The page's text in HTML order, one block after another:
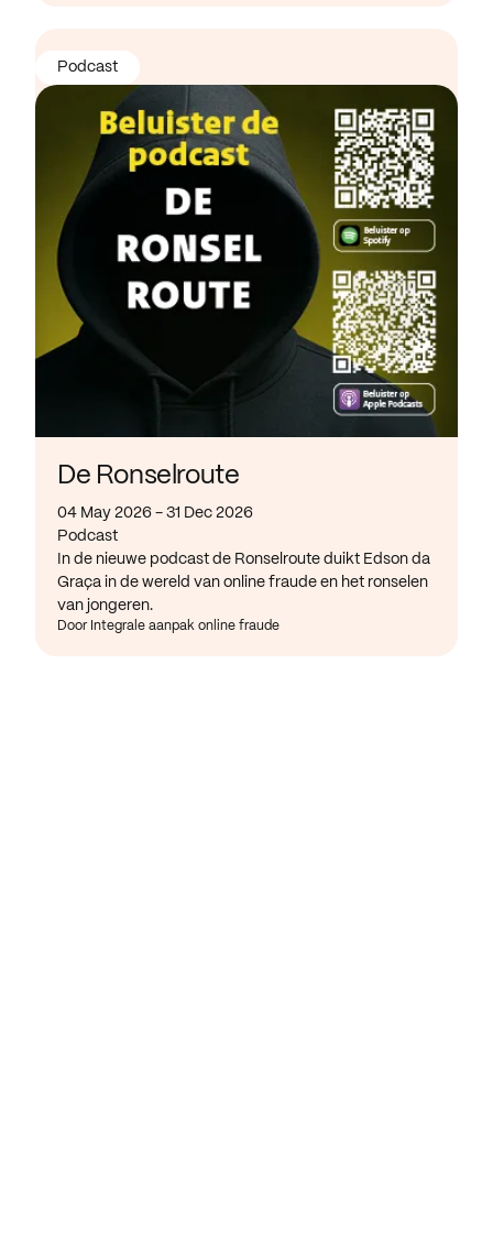
De Ronselroute
04 May 2026 - 31 Dec 2026
Podcast
In de nieuwe podcast de Ronselroute duikt Edson da
Graça in de wereld van online fraude en het ronselen
van jongeren.
Door Integrale aanpak online fraude
Podcast